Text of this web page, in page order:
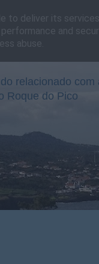
relacionado
Roque do Pico
to deliver its
and
abuse.